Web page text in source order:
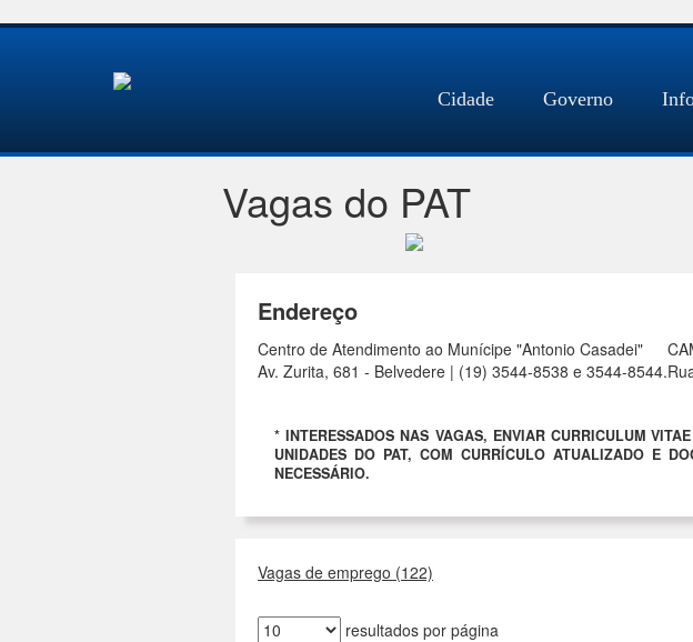
Cidade Governo
Vagas do PAT
Endereço
Centro de Atendimento ao Munícipe "Antonio Casadei"
Av. Zurita, 681 - Belvedere | (19) 3544-8538 e 3544-8544.
* INTERESSADOS NAS VAGAS, ENVIAR CURRICULUM
UNIDADES DO PAT, COM CURRÍCULO ATUALIZADO E
NECESSÁRIO.
Vagas de emprego (122)
resultados por página